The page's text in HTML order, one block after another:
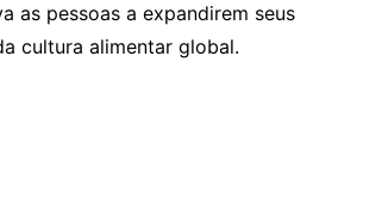
as pessoas a expandirem seus
cultura alimentar global.